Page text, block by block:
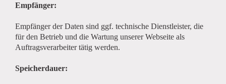
Empfänger:
Empfänger der Daten sind ggf. technische Dienstleister, die
für den Betrieb und die Wartung unserer Webseite als
Auftragsverarbeiter tätig werden.
Speicherdauer: